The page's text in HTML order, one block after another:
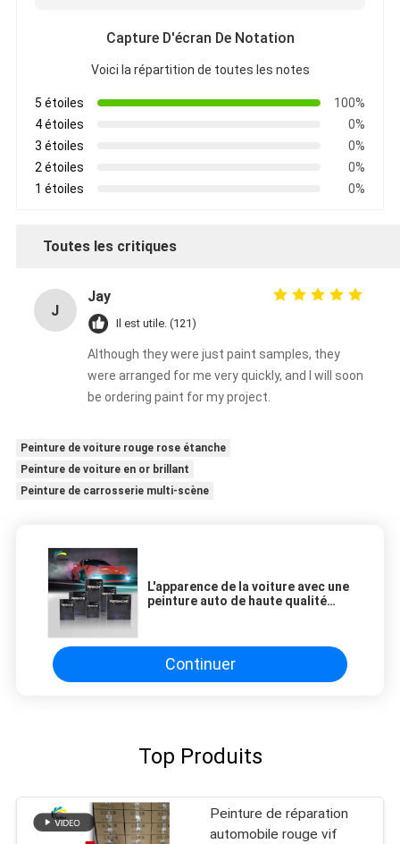
Capture D'écran De Notation
Voici la répartition de toutes les notes
5 étoiles
100%
4 étoiles
0%
3 étoiles
0%
2 étoiles
0%
1 étoiles
0%
Toutes les critiques
J
Jay
Il est utile. (121)
Although they were just paint samples, they
were arranged for me very quickly, and I will soon
be ordering paint for my project.
Peinture de voiture rouge rose étanche
Peinture de voiture en or brillant
Peinture de carrosserie multi-scène
L'apparence de la voiture avec une
peinture auto de haute qualité
Continuer
Top Produits
Peinture de réparation
automobile rouge vif